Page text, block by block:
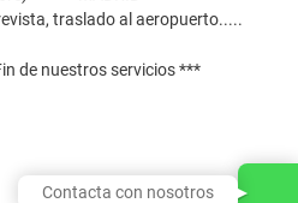
traslado al aeropuerto.....
servicios ***
Contacta con nosotros